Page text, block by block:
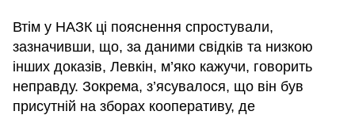
Втім у НАЗК ці пояснення спростували,
зазначивши, що, за даними свідків та низкою
інших доказів, Левкін, м’яко кажучи, говорить
неправду. Зокрема, з’ясувалося, що він був
присутній на зборах кооперативу, де